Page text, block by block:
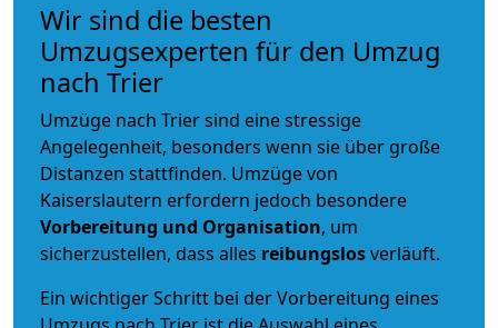
Wir sind die besten
Umzugsexperten für den Umzug
nach Trier
Umzüge nach Trier sind eine stressige
Angelegenheit, besonders wenn sie über große
Distanzen stattfinden. Umzüge von
Kaiserslautern erfordern jedoch besondere
Vorbereitung und Organisation, um
sicherzustellen, dass alles reibungslosverläuft.
Ein wichtiger Schritt bei der Vorbereitung eines